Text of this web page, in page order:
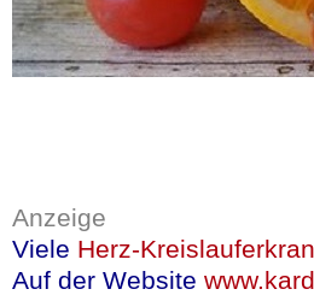
Anzeige
Viele Herz-
Auf der Website